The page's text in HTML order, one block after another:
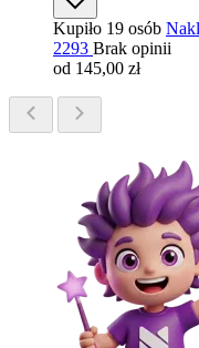
Kupiło 19 osób
2293 Brak opinii
od 145,00 zł